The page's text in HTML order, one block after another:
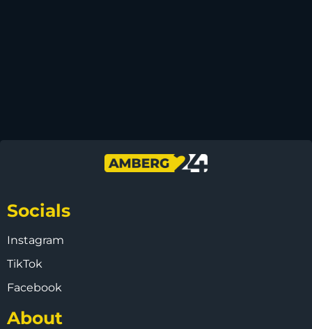
Socials
Instagram
TikTok
Facebook
About